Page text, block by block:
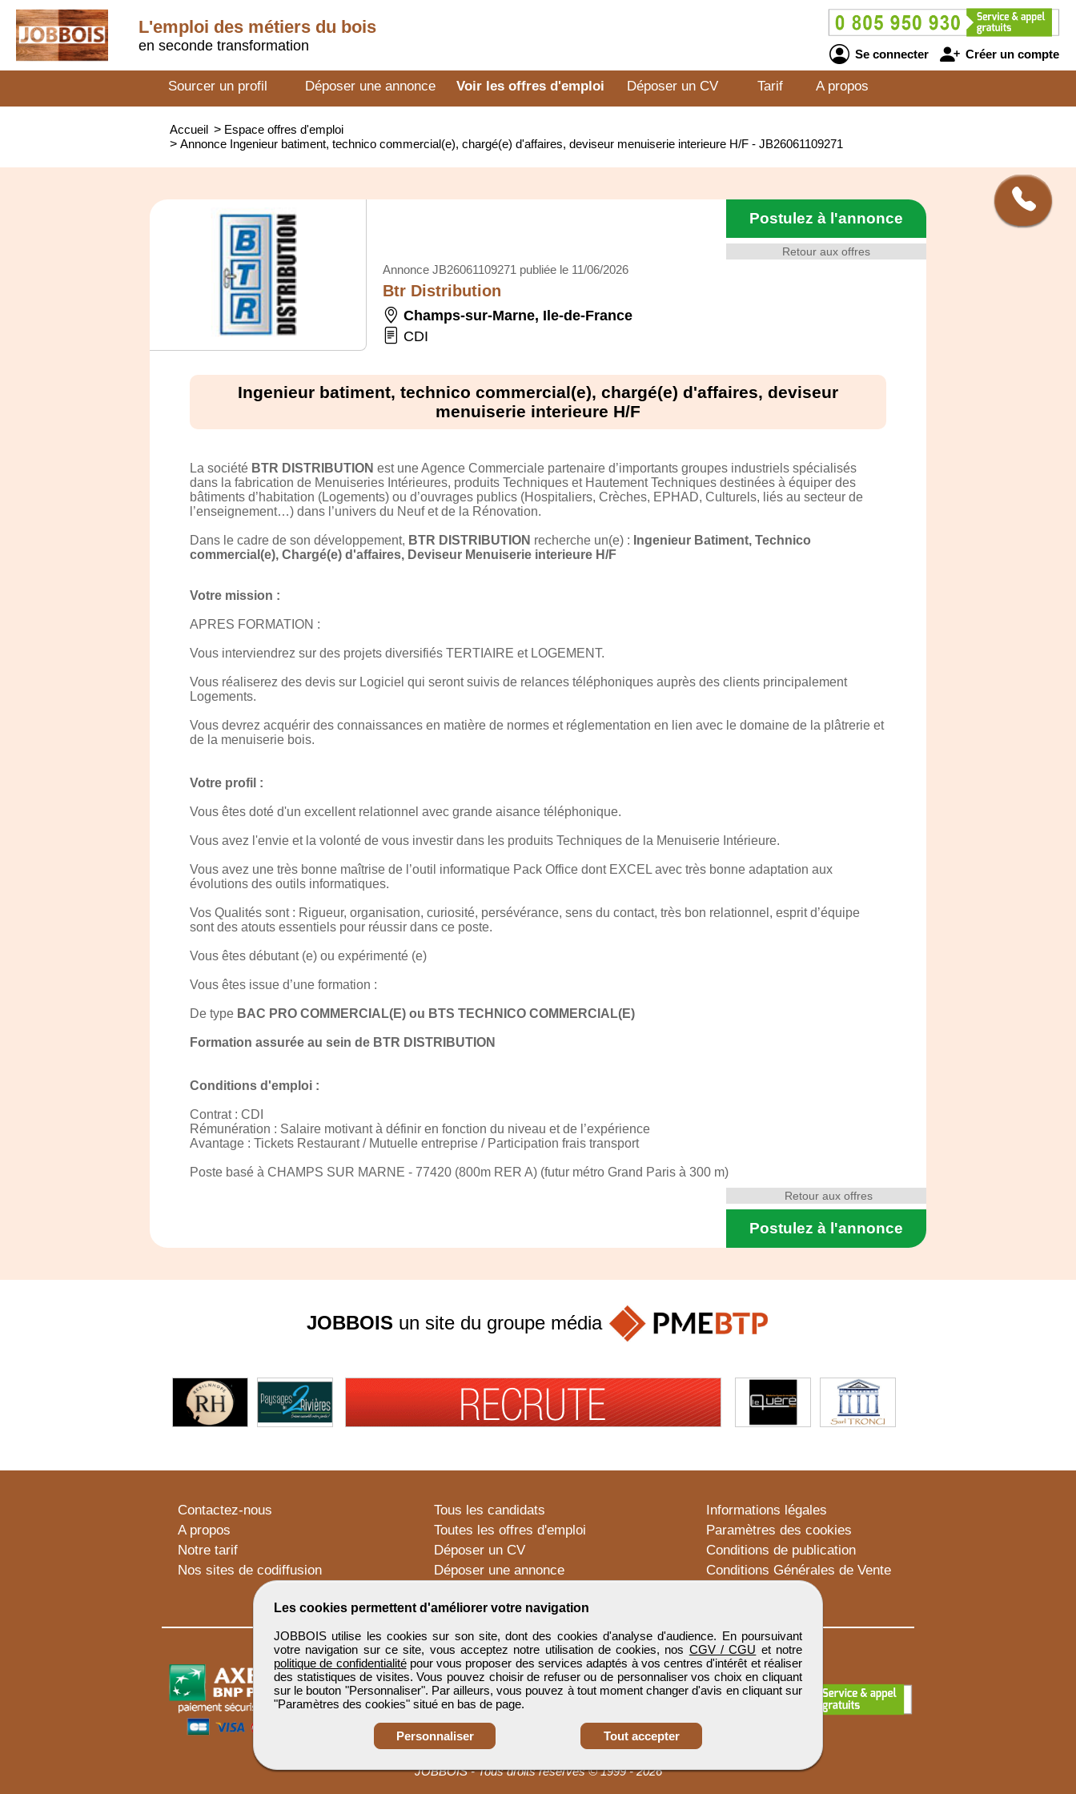
L'emploi des métiers du bois
en seconde transformation
Se connecter Créer un compte
Sourcer un profil Déposer une annonce Voir les offres d'emploi Déposer un CV Tarif A propos
Accueil > Espace offres d'emploi
> Annonce Ingenieur batiment, technico commercial(e), chargé(e) d'affaires, deviseur menuiserie interieure H/F - JB26061109271
Retour aux offres
Postulez à l'annonce
Annonce JB26061109271 publiée le 11/06/2026
Btr Distribution
Champs-sur-Marne, Ile-de-France
CDI
Ingenieur batiment, technico commercial(e), chargé(e) d'affaires, deviseur
menuiserie interieure H/F
La société BTR DISTRIBUTION est une Agence Commerciale partenaire d’importants groupes industriels spécialisés
dans la fabrication de Menuiseries Intérieures, produits Techniques et Hautement Techniques destinées à équiper des
bâtiments d’habitation (Logements) ou d’ouvrages publics (Hospitaliers, Crèches, EPHAD, Culturels, liés au secteur de
l’enseignement…) dans l’univers du Neuf et de la Rénovation.
Dans le cadre de son développement, BTR DISTRIBUTION recherche un(e) : Ingenieur Batiment, Technico
commercial(e), Chargé(e) d'affaires, Deviseur Menuiserie interieure H/F
Votre mission :
APRES FORMATION :
Vous interviendrez sur des projets diversifiés TERTIAIRE et LOGEMENT.
Vous réaliserez des devis sur Logiciel qui seront suivis de relances téléphoniques auprès des clients principalement
Logements.
Vous devrez acquérir des connaissances en matière de normes et réglementation en lien avec le domaine de la plâtrerie et
de la menuiserie bois.
Votre profil :
Vous êtes doté d'un excellent relationnel avec grande aisance téléphonique.
Vous avez l'envie et la volonté de vous investir dans les produits Techniques de la Menuiserie Intérieure.
Vous avez une très bonne maîtrise de l’outil informatique Pack Office dont EXCEL avec très bonne adaptation aux
évolutions des outils informatiques.
Vos Qualités sont : Rigueur, organisation, curiosité, persévérance, sens du contact, très bon relationnel, esprit d’équipe
sont des atouts essentiels pour réussir dans ce poste.
Vous êtes débutant (e) ou expérimenté (e)
Vous êtes issue d’une formation :
De type BAC PRO COMMERCIAL(E) ou BTS TECHNICO COMMERCIAL(E)
Formation assurée au sein de BTR DISTRIBUTION
Conditions d'emploi :
Contrat : CDI
Rémunération : Salaire motivant à définir en fonction du niveau et de l’expérience
Avantage : Tickets Restaurant / Mutuelle entreprise / Participation frais transport
Poste basé à CHAMPS SUR MARNE - 77420 (800m RER A) (futur métro Grand Paris à 300 m)
Postulez à l'annonce
Retour aux offres
Les cookies permettent d'améliorer votre navigation
JOBBOIS utilise les cookies sur son site, dont des cookies d'analyse d'audience. En poursuivant
votre navigation sur ce site, vous acceptez notre utilisation de cookies, nos CGV / CGU et notre
politique de confidentialitépour vous proposer des services adaptés à vos centres d'intérêt et réaliser
des statistiques de visites. Vous pouvez choisir de refuser ou de personnaliser vos choix en cliquant
sur le bouton "Personnaliser". Par ailleurs, vous pouvez à tout moment changer d'avis en cliquant sur
"Paramètres des cookies" situé en bas de page.
Personnaliser Tout accepter
JOBBOIS un site du groupe média
Contactez-nous
A propos
Notre tarif
Nos sites de codiffusion
Tous les candidats
Toutes les offres d'emploi
Déposer un CV
Déposer une annonce
Informations légales
Paramètres des cookies
Conditions de publication
Conditions Générales de Vente
JOBBOIS -Tous droits réservés © 1999 - 2026